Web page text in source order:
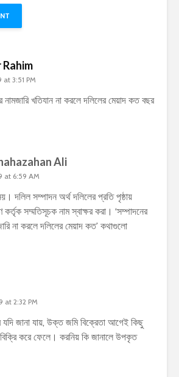
at 3:51 PM
নামজারি খতিযান না করলে দলিলের মেয়াদ কত বছর
Ali
at 6:59 AM
দলিল সম্পাদন অর্থ দলিলের প্রতি পৃষ্ঠায়
কর্তৃক সম্মতিসূচক নাম স্বাক্ষর করা। ‘সম্পাদনের
না করলে দলিলের মেয়াদ কত’ কথাগুলো
at 2:32 PM
জানা যায়, উক্ত জমি বিক্রেতা আগেই কিছু
করে ফেলে। করনিয় কি জানালে উপকৃত